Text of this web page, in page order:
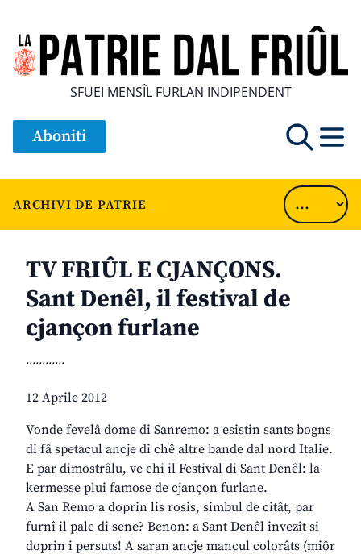
SFUEI MENSÎL FURLAN INDIPENDENT
Aboniti
ARCHIVI DE PATRIE
TV FRIÛL E CJANÇONS.
Sant Denêl, il festival de
cjançon furlane
............
12 Aprile 2012
Vonde fevelâ dome di Sanremo: a esistin sants bogns
di fâ spetacul ancje di chê altre bande dal nord Italie.
E par dimostrâlu, ve chi il Festival di Sant Denêl: la
kermesse plui famose de cjançon furlane.
A San Remo a doprin lis rosis, simbul de citât, par
furnî il palc di sene? Benon: a Sant Denêl invezit si
doprin i persuts! A saran ancje mancul colorâts (miôr